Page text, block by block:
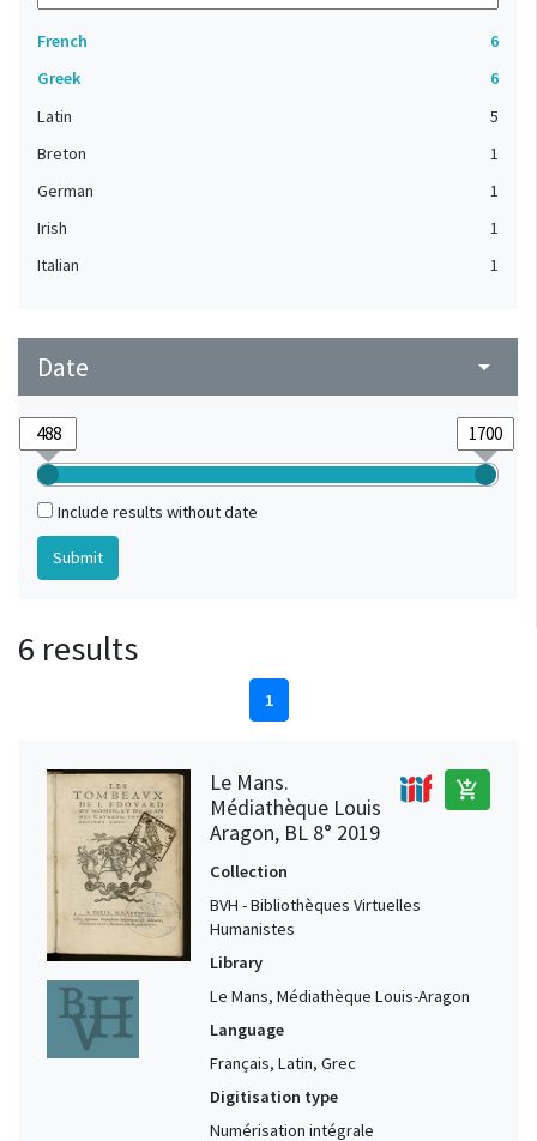
French
6
Greek
6
Latin
5
Breton
1
German
1
Irish
1
Italian
1
Date arrow_drop_down
Include results without date
6 results
1
Le Mans.
Médiathèque Louis
Aragon, BL 8° 2019
add_shopping_cart
Collection
BVH - Bibliothèques Virtuelles
Humanistes
Library
Le Mans, Médiathèque Louis-Aragon
Language
Français, Latin, Grec
Digitisation type
Numérisation intégrale